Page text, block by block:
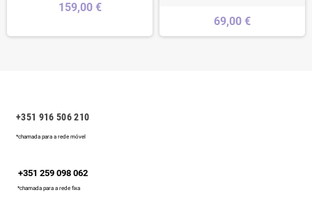
159,00 €
69,00 €
+351 916 506 210
*chamada para a rede móvel
+351 259 098 062
*chamada para a rede fixa